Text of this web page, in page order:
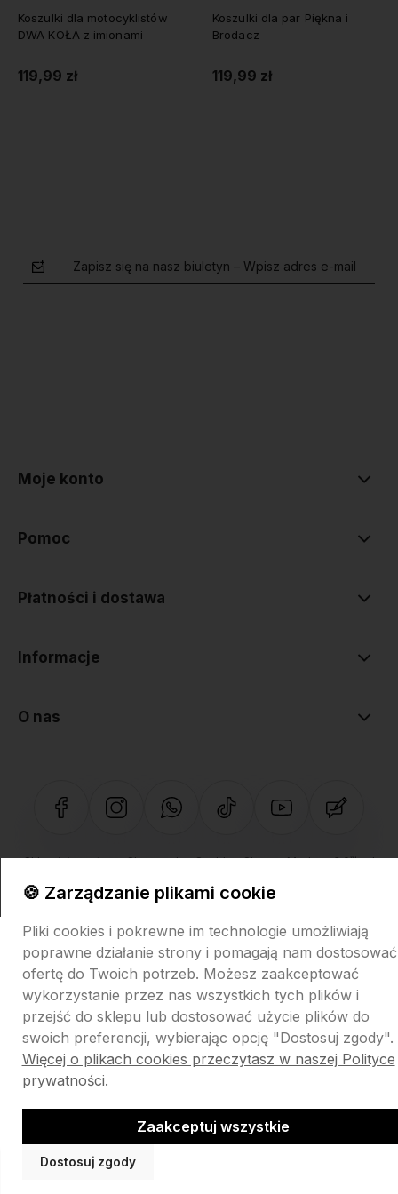
Koszulki dla par Piękna i
Brodacz
119,99 zł
Koszulki dla par MARRIED
SINCE z datą
119,99 zł
Zapisz się na nasz biuletyn – Wpisz adres e-mail
Moje konto
Pomoc
Płatności i dostawa
Informacje
O nas
Sklep internetowy Shoper.pl Szablon Shoper Modern 3.0™ od
🍪 Zarządzanie plikami cookie
Pliki cookies i pokrewne im technologie umożliwiają
poprawne działanie strony i pomagają nam dostosować
ofertę do Twoich potrzeb. Możesz zaakceptować
wykorzystanie przez nas wszystkich tych plików i
przejść do sklepu lub dostosować użycie plików do
swoich preferencji, wybierając opcję "Dostosuj zgody".
Więcej o plikach cookies przeczytasz w naszej Polityce
prywatności.
Dostosuj zgody
Zaakceptuj wszystkie